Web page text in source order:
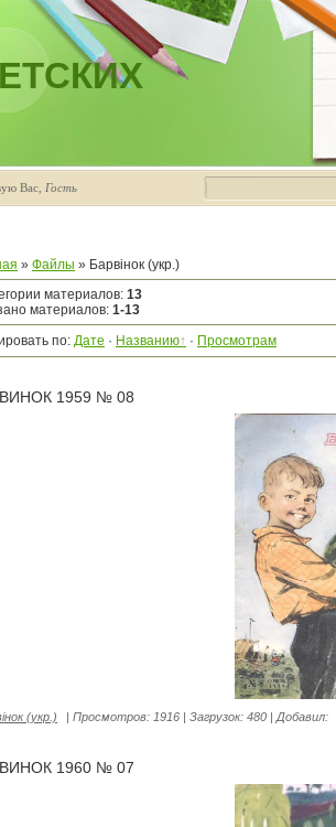
Вас Гость
» Файлы » Барвiнок (укр.)
материалов: 13
материалов: 1-13
по: Дате · Названию · Просмотрам
1959 № 08
(укр.) | Просмотров: 1916 | Загрузок: 480 | Добавил:
1960 № 07